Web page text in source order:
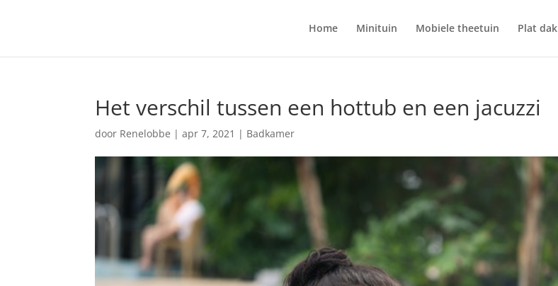
Home Minituin Mobiele theetuin Plat dak
Het verschil tussen een hottub en een jacuzzi
door Renelobbe |apr 7, 2021 | Badkamer